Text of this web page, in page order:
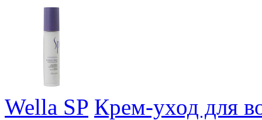
Wella SP Крем-уход для